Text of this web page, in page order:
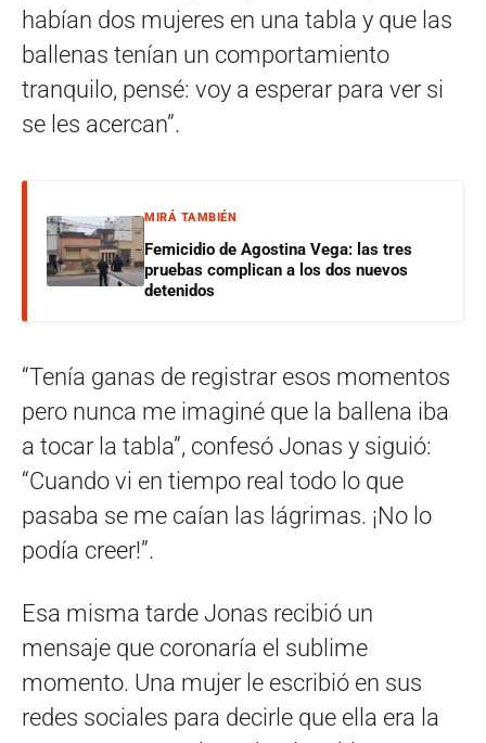
habían dos mujeres en una tabla y que las
ballenas tenían un comportamiento
tranquilo, pensé: voy a esperar para ver si
se les acercan”.
MIRÁ TAMBIÉN
Femicidio de Agostina Vega: las tres
pruebas complican a los dos nuevos
detenidos
“Tenía ganas de registrar esos momentos
pero nunca me imaginé que la ballena iba
a tocar la tabla”, confesó Jonas y siguió:
“Cuando vi en tiempo real todo lo que
pasaba se me caían las lágrimas. ¡No lo
podía creer!”.
Esa misma tarde Jonas recibió un
mensaje que coronaría el sublime
momento. Una mujer le escribió en sus
redes sociales para decirle que ella era la